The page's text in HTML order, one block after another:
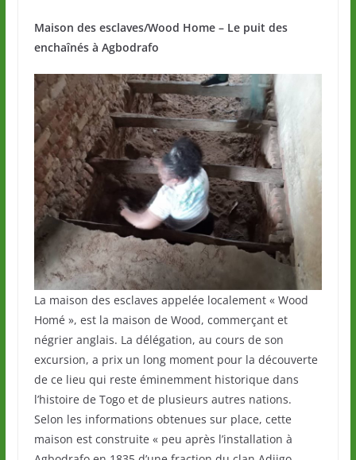
Maison des esclaves/Wood Home – Le puit des
enchaînés à Agbodrafo
La maison des esclaves appelée localement « Wood
Homé », est la maison de Wood, commerçant et
négrier anglais. La délégation, au cours de son
excursion, a prix un long moment pour la découverte
de ce lieu qui reste éminemment historique dans
l’histoire de Togo et de plusieurs autres nations.
Selon les informations obtenues sur place, cette
maison est construite « peu après l’installation à